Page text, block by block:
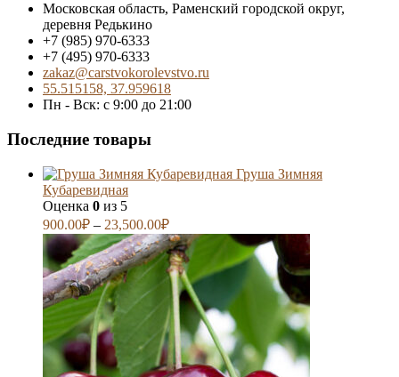
Московская область, Раменский городской округ,
деревня Редькино
+7 (985) 970-6333
+7 (495) 970-6333
zakaz@carstvokorolevstvo.ru
55.515158, 37.959618
Пн - Вск: с 9:00 до 21:00
Последние товары
Груша Зимняя
Кубаревидная
Оценка 0 из 5
900.00₽ – 23,500.00₽